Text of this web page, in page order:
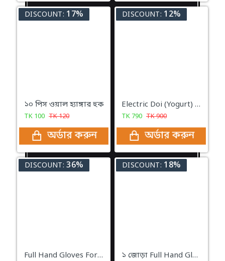
DISCOUNT: 17%
১০ পিস ওয়াল হ্যাঙ্গার হুক
TK 100 TK120
অর্ডার করুন
DISCOUNT: 12%
Electric Doi (Yogurt) Maker
TK 790 TK900
অর্ডার করুন
DISCOUNT: 36%
Full Hand Gloves For The Kitchen
DISCOUNT: 18%
১ জোড়া Full Hand Gloves For The Kitchen